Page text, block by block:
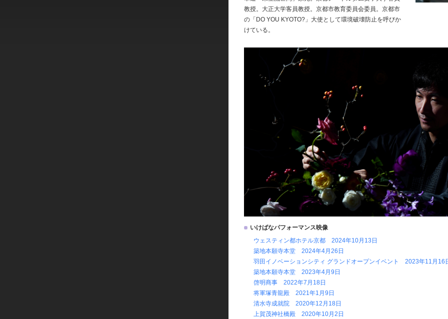
教授。大正大学客員教授。京都市教育委員会委員。京都市
の「DO YOU KYOTO?」大使として環境破壊防止を呼びか
けている。
いけばなパフォーマンス映像
ウェスティン都ホテル京都 2024年10月13日
築地本願寺本堂 2024年4月26日
羽田イノベーションシティ グランドオープンイベント 2023年11月16
築地本願寺本堂 2023年4月9日
啓明商事 2022年7月18日
将軍塚青龍殿 2021年1月9日
清水寺成就院 2020年12月18日
上賀茂神社橋殿 2020年10月2日